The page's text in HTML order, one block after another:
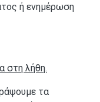
ή ενημέρωση
στη λήθη.
τα